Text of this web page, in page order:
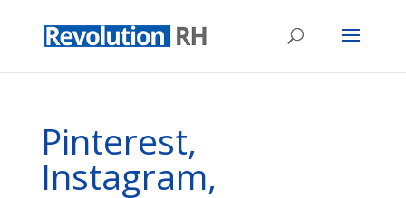
Pinterest,
Instagram,